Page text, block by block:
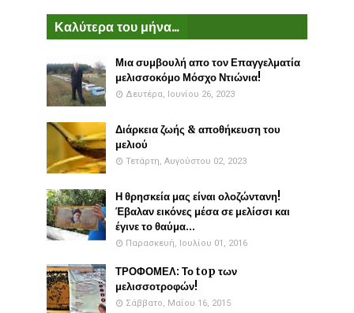
Καλύτερα του μήνα...
Μια συμβουλή απο τον Επαγγελματία
μελισσοκόμο Μόσχο Ντιώνια!
Δευτέρα, Ιουνίου 26, 2023
Διάρκεια ζωής & αποθήκευση του
μελιού
Τετάρτη, Αυγούστου 02, 2023
Η θρησκεία μας είναι ολοζώντανη!
Έβαλαν εικόνες μέσα σε μελίσσι και
έγινε το θαύμα...
Παρασκευή, Ιουλίου 01, 2016
ΤΡΟΦΟΜΕΛ: Το top των
μελισσοτροφών!
Σάββατο, Μαΐου 16, 2015